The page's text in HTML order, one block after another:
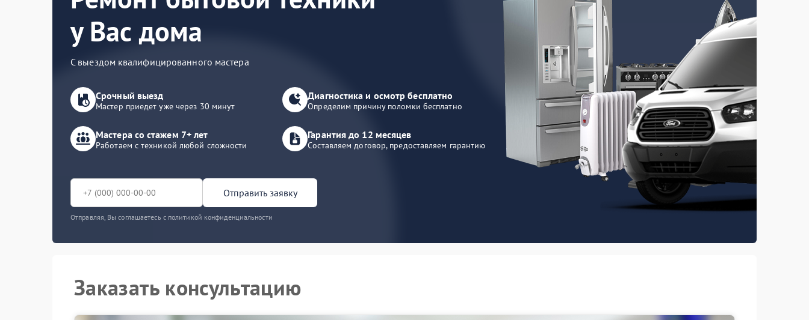
у Вас дома
С выездом квалифицированного мастера
Срочный выезд
Мастер приедет уже через 30 минут
Диагностика и осмотр бесплатно
Определим причину поломки бесплатно
Мастера со стажем 7+ лет
Работаем с техникой любой сложности
Гарантия до 12 месяцев
Составляем договор, предоставляем гарантию
Отправить заявку
Отправляя, Вы соглашаетесь с политикой конфиденциальности
Заказать консультацию